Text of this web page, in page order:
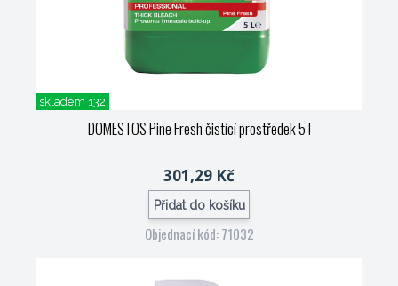
skladem 132
DOMESTOS Pine Fresh čistící prostředek 5 l
301,29 Kč
Přidat do košíku
Objednací kód: 71032